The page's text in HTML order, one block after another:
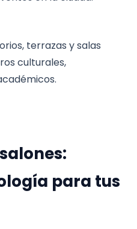
terrazas y salas
culturales,
para tus